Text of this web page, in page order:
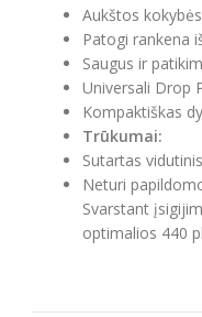
Aukštos
Patogi rankena
Saugus ir
Universali Drop
Kompaktiškas
Trūkumai:
Sutartas
Neturi
Svarstant
optimalios 440